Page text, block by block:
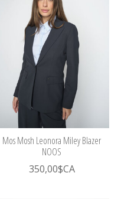
Mos Mosh Leonora Miley Blazer
NOOS
350,00$CA